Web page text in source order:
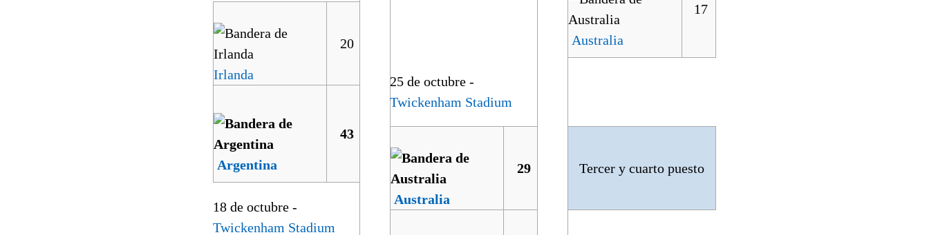
Australia
17
Irlanda
20
25 de octubre -
Twickenham Stadium
Argentina
43
Australia
29 Tercer y cuarto puesto
18 de octubre -
Twickenham Stadium